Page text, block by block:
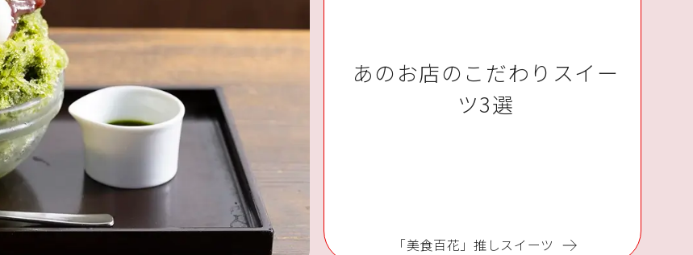
あのお店のこだわりスイー
ツ3選
「美食百花」推しスイーツ